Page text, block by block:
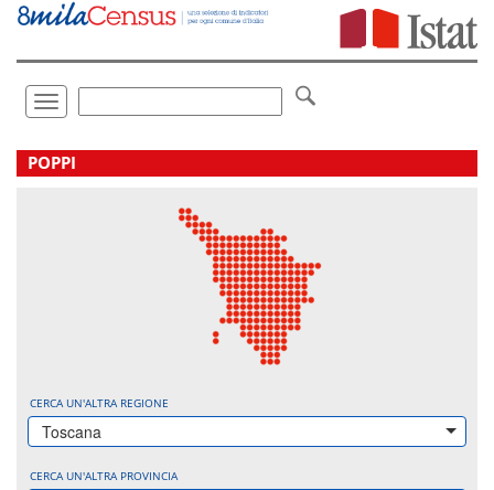
Vai
direttamente
Toggle
navigation
.
POPPI
CERCA UN'ALTRA REGIONE
Toscana
CERCA UN'ALTRA PROVINCIA